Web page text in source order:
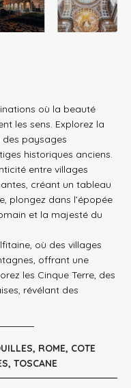
où la beauté
les sens. Explorez la
des paysages
historiques anciens.
entre villages
créant un tableau
plongez dans l’épopée
et la majesté du
où des villages
offrant une
les Cinque Terre, des
révélant des
ROME, COTE
TOSCANE